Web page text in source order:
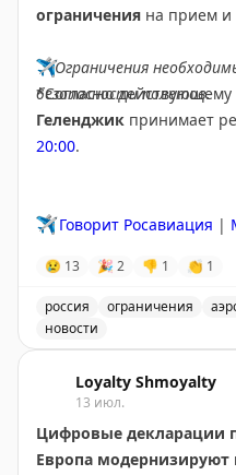
ограничения на прием и
✈️Ограничения
безопасности полетов.
*Согласно действующему
Геленджик принимает
20:00.
✈️ Говорит Росавиация |
😢 13 🎉 2 👎 1 👏 1
россия ограничения
новости
Loyalty Shmoyalty
13 июл.
Цифровые декларации
Европа